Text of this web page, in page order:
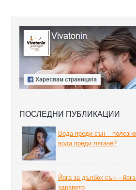
ПОСЛЕДНИ ПУБЛИКАЦИИ
Вода преди сън –
вода преди лягане?
Йога за дълбок сън –
здравето